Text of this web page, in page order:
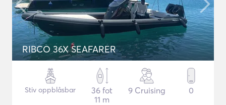
RIBCO 36X SEAFARER
Stiv oppblåsbar
36 fot
11 m
9 Cruising 0